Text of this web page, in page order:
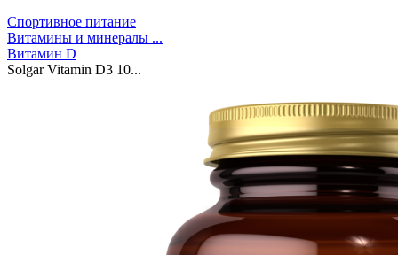
Спортивное питание
Витамины и минералы ...
Витамин D
Solgar Vitamin D3 10...